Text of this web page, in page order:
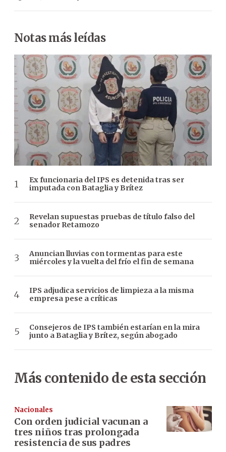
Notas más leídas
Ex funcionaria del IPS es detenida tras ser
imputada con Bataglia y Brítez
Revelan supuestas pruebas de título falso del
senador Retamozo
Anuncian lluvias con tormentas para este
miércoles y la vuelta del frío el fin de semana
IPS adjudica servicios de limpieza a la misma
empresa pese a críticas
Consejeros de IPS también estarían en la mira
junto a Bataglia y Brítez, según abogado
Más contenido de esta sección
Nacionales
Con orden judicial vacunan a
tres niños tras prolongada
resistencia de sus padres